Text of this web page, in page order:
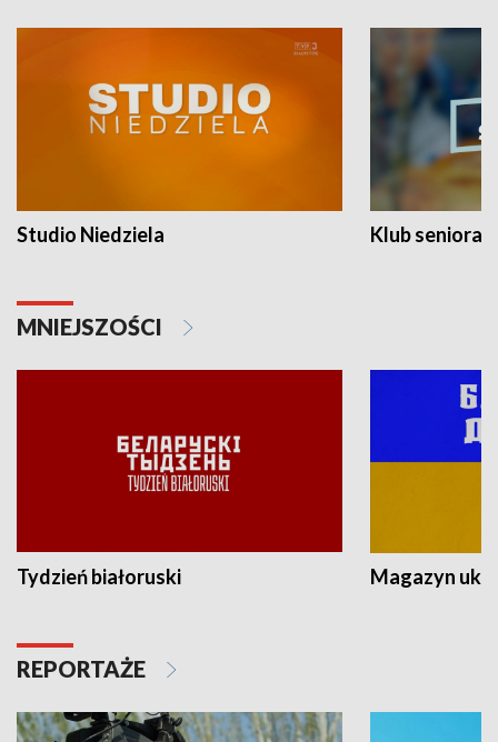
Studio Niedziela Klub seniora
MNIEJSZOŚCI
Tydzień białoruski Magazyn
REPORTAŻE